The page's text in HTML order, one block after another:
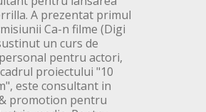
A prezentat primul
Ca-n filme (Digi
un curs de
pentru actori,
proiectului "10
este consultant in
promotion pentru